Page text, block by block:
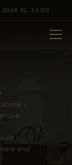
2026 KL. 24:00
–
i
end